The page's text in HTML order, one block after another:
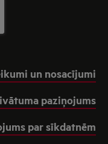
un nosacījumi
paziņojums
par sīkdatnēm